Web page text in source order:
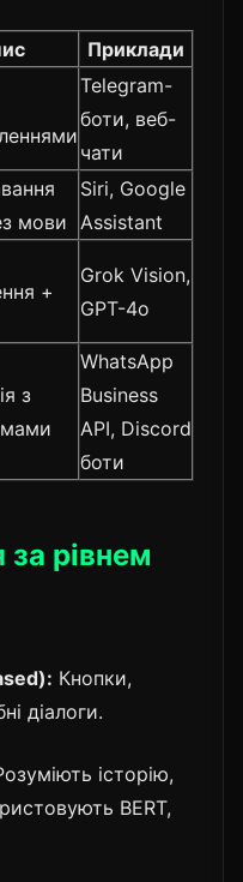
Приклади
Telegram-
боти, веб-
чати
мови
Siri, Google
Assistant
+
Grok Vision,
GPT-4o
з
WhatsApp
Business
API, Discord
боти
за рівнем
Кнопки,
діалоги.
історію,
BERT,